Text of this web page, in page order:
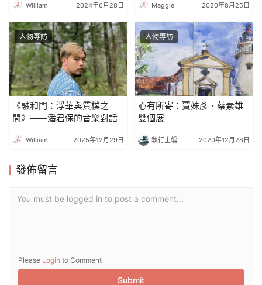
William 2024年6月28日 Maggie 2020年8月25日
人物專訪
《融和門：浮華與質樸之
間》——潘君保的音樂對話
William 2025年12月29日
人物專訪
心有所寄：賈姝彥、蔡素雄
雙個展
執行主編 2020年12月28日
發佈留言
You must be logged in to post a comment...
Please Login to Comment
Submit